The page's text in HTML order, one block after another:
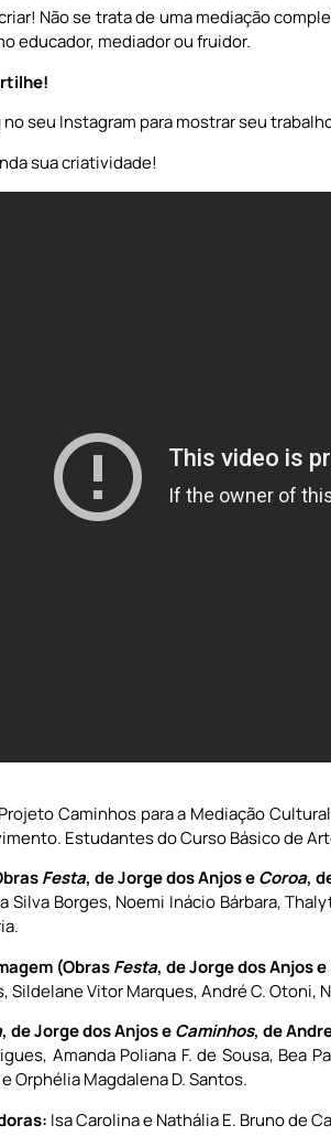
Não se trata de uma mediação
educador, mediador ou fruidor.
no seu Instagram para mostrar seu
sua criatividade!
Caminhos para a Mediação
Estudantes do Curso Básico de
Festa, de Jorge dos Anjos eCoroa,
Silva Borges, Noemi Inácio Bárbara,
(ObrasFesta, de Jorge dos Anjos e
Sildelane Vitor Marques, André C. Otoni,
, de Jorge dos Anjos eCaminhos, de
Amanda Poliana F. de Sousa, Bea
Orphélia Magdalena D. Santos.
Isa Carolina e Nathália E. Bruno de